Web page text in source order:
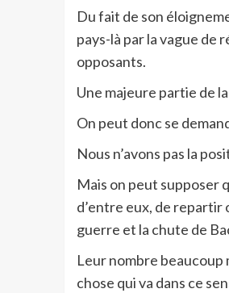
Du fait de son
pays-là par la vague de
opposants.
Une majeure partie de
On peut donc se
Nous n’avons pas la
Mais on peut supposer
d’entre eux, de repartir
guerre et la chute de
Leur nombre
chose qui va dans ce